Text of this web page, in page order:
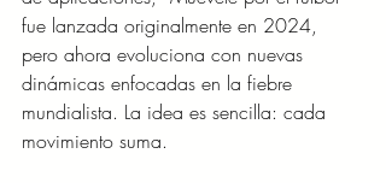
fue lanzada originalmente en 2024,
pero ahora evoluciona con nuevas
dinámicas enfocadas en la fiebre
mundialista. La idea es sencilla: cada
movimiento suma.